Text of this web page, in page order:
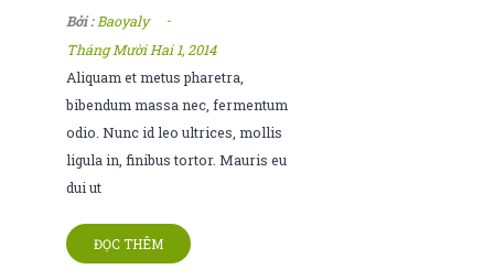
Bởi :Baoyaly
-
Tháng Mười Hai 1, 2014
Aliquam et metus pharetra,
bibendum massa nec, fermentum
odio. Nunc id leo ultrices, mollis
ligula in, finibus tortor. Mauris eu
dui ut
ĐỌC THÊM